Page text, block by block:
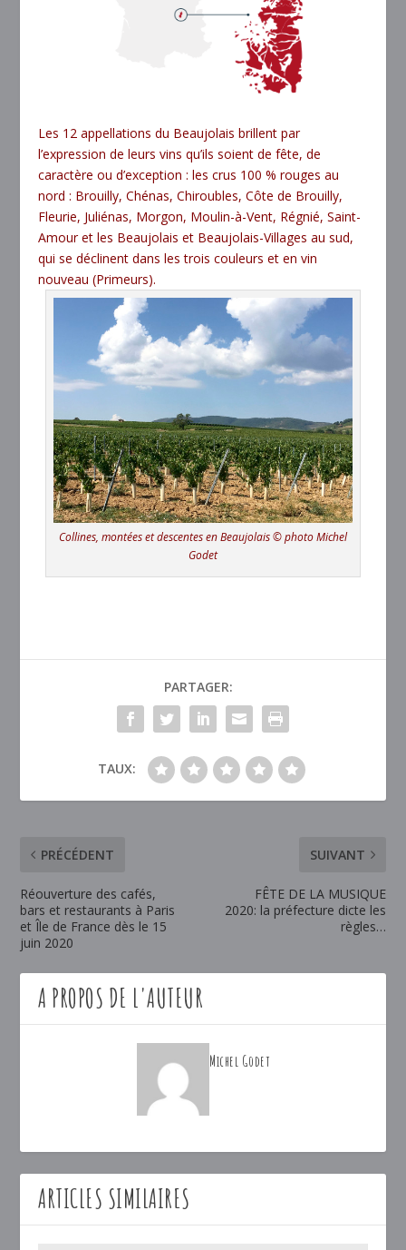
Les 12 appellations du Beaujolais brillent par
l’expression de leurs vins qu’ils soient de fête, de
caractère ou d’exception : les crus 100 % rouges au
nord : Brouilly, Chénas, Chiroubles, Côte de Brouilly,
Fleurie, Juliénas, Morgon, Moulin-à-Vent, Régnié, Saint-
Amour et les Beaujolais et Beaujolais-Villages au sud,
qui se déclinent dans les trois couleurs et en vin
nouveau (Primeurs).
Collines, montées et descentes en Beaujolais © photo Michel
Godet
PARTAGER:
TAUX:
PRÉCÉDENT
Réouverture des cafés,
bars et restaurants à Paris
et Île de France dès le 15
juin 2020
SUIVANT
FÊTE DE LA MUSIQUE
2020: la préfecture dicte les
règles…
A PROPOS DE L'AUTEUR
Michel Godet
ARTICLES SIMILAIRES